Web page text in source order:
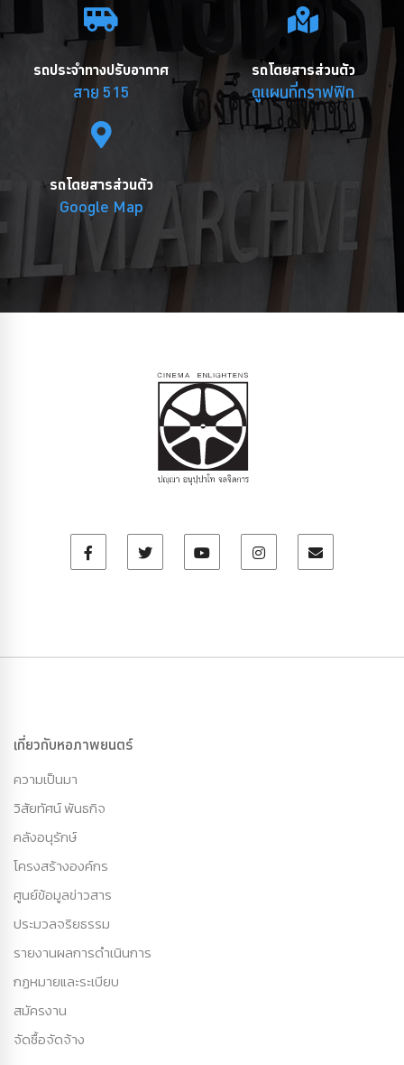
รถประจำทางปรับอากาศ
สาย 515
รถโดยสารส่วนตัว
ดูแผนที่กราฟฟิก
รถโดยสารส่วนตัว
Google Map
เกี่ยวกับหอภาพยนตร์
ความเป็นมา
วิสัยทัศน์ พันธกิจ
คลังอนุรักษ์
โครงสร้างองค์กร
ศูนย์ข้อมูลข่าวสาร
ประมวลจริยธรรม
รายงานผลการดำเนินการ
กฏหมายและระเบียบ
สมัครงาน
จัดซื้อจัดจ้าง